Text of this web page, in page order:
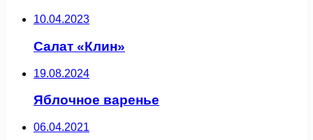
10.04.2023
Салат «Клин»
19.08.2024
Яблочное варенье
06.04.2021